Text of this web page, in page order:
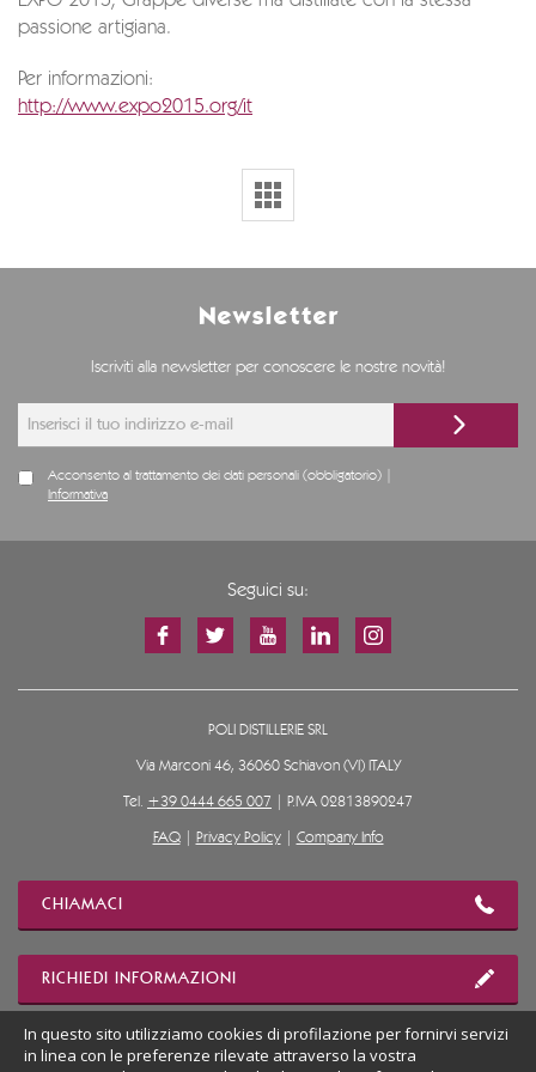
passione artigiana.
Per informazioni:
http://www.expo2015.org/it
Newsletter
Iscriviti alla newsletter per conoscere le nostre novità!
Acconsento al trattamento dei dati personali (obbligatorio) |
Informativa
Seguici su:
POLI DISTILLERIE SRL
Via Marconi 46, 36060 Schiavon (VI) ITALY
Tel. +39 0444 665 007 | P.IVA 02813890247
FAQ| Privacy Policy| Company Info
CHIAMACI
RICHIEDI INFORMAZIONI
MOSTRA POSIZIONE
In questo sito utilizziamo cookies di profilazione per fornirvi servizi
in linea con le preferenze rilevate attraverso la vostra